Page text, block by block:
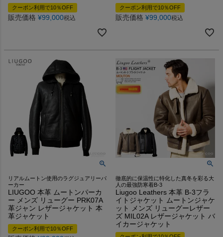
クーポン利用で10％OFF
販売価格 ¥99,000税込
クーポン利用で10％OFF
販売価格 ¥99,000税込
リアルムートン使用のラグジュアリーパ
ーカー
LIUGOO 本革 ムートンパーカ
ー メンズ リューグー PRK07A
革ジャン レザージャケット 本
革ジャケット
クーポン利用で10％OFF
徹底的に保温性に特化した真冬を彩る大
人の最強防寒着B-3
Liugoo Leathers 本革 B-3フラ
イトジャケット ムートンジャケ
ット メンズ リューグーレザー
ズ MIL02A レザージャケット バ
イカージャケット